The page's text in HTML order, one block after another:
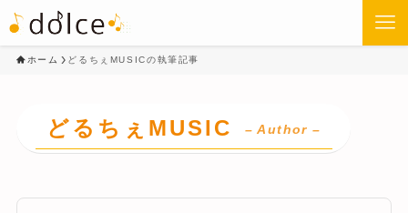
ホーム どるちぇMUSICの執筆記事
どるちぇMUSIC – Author –